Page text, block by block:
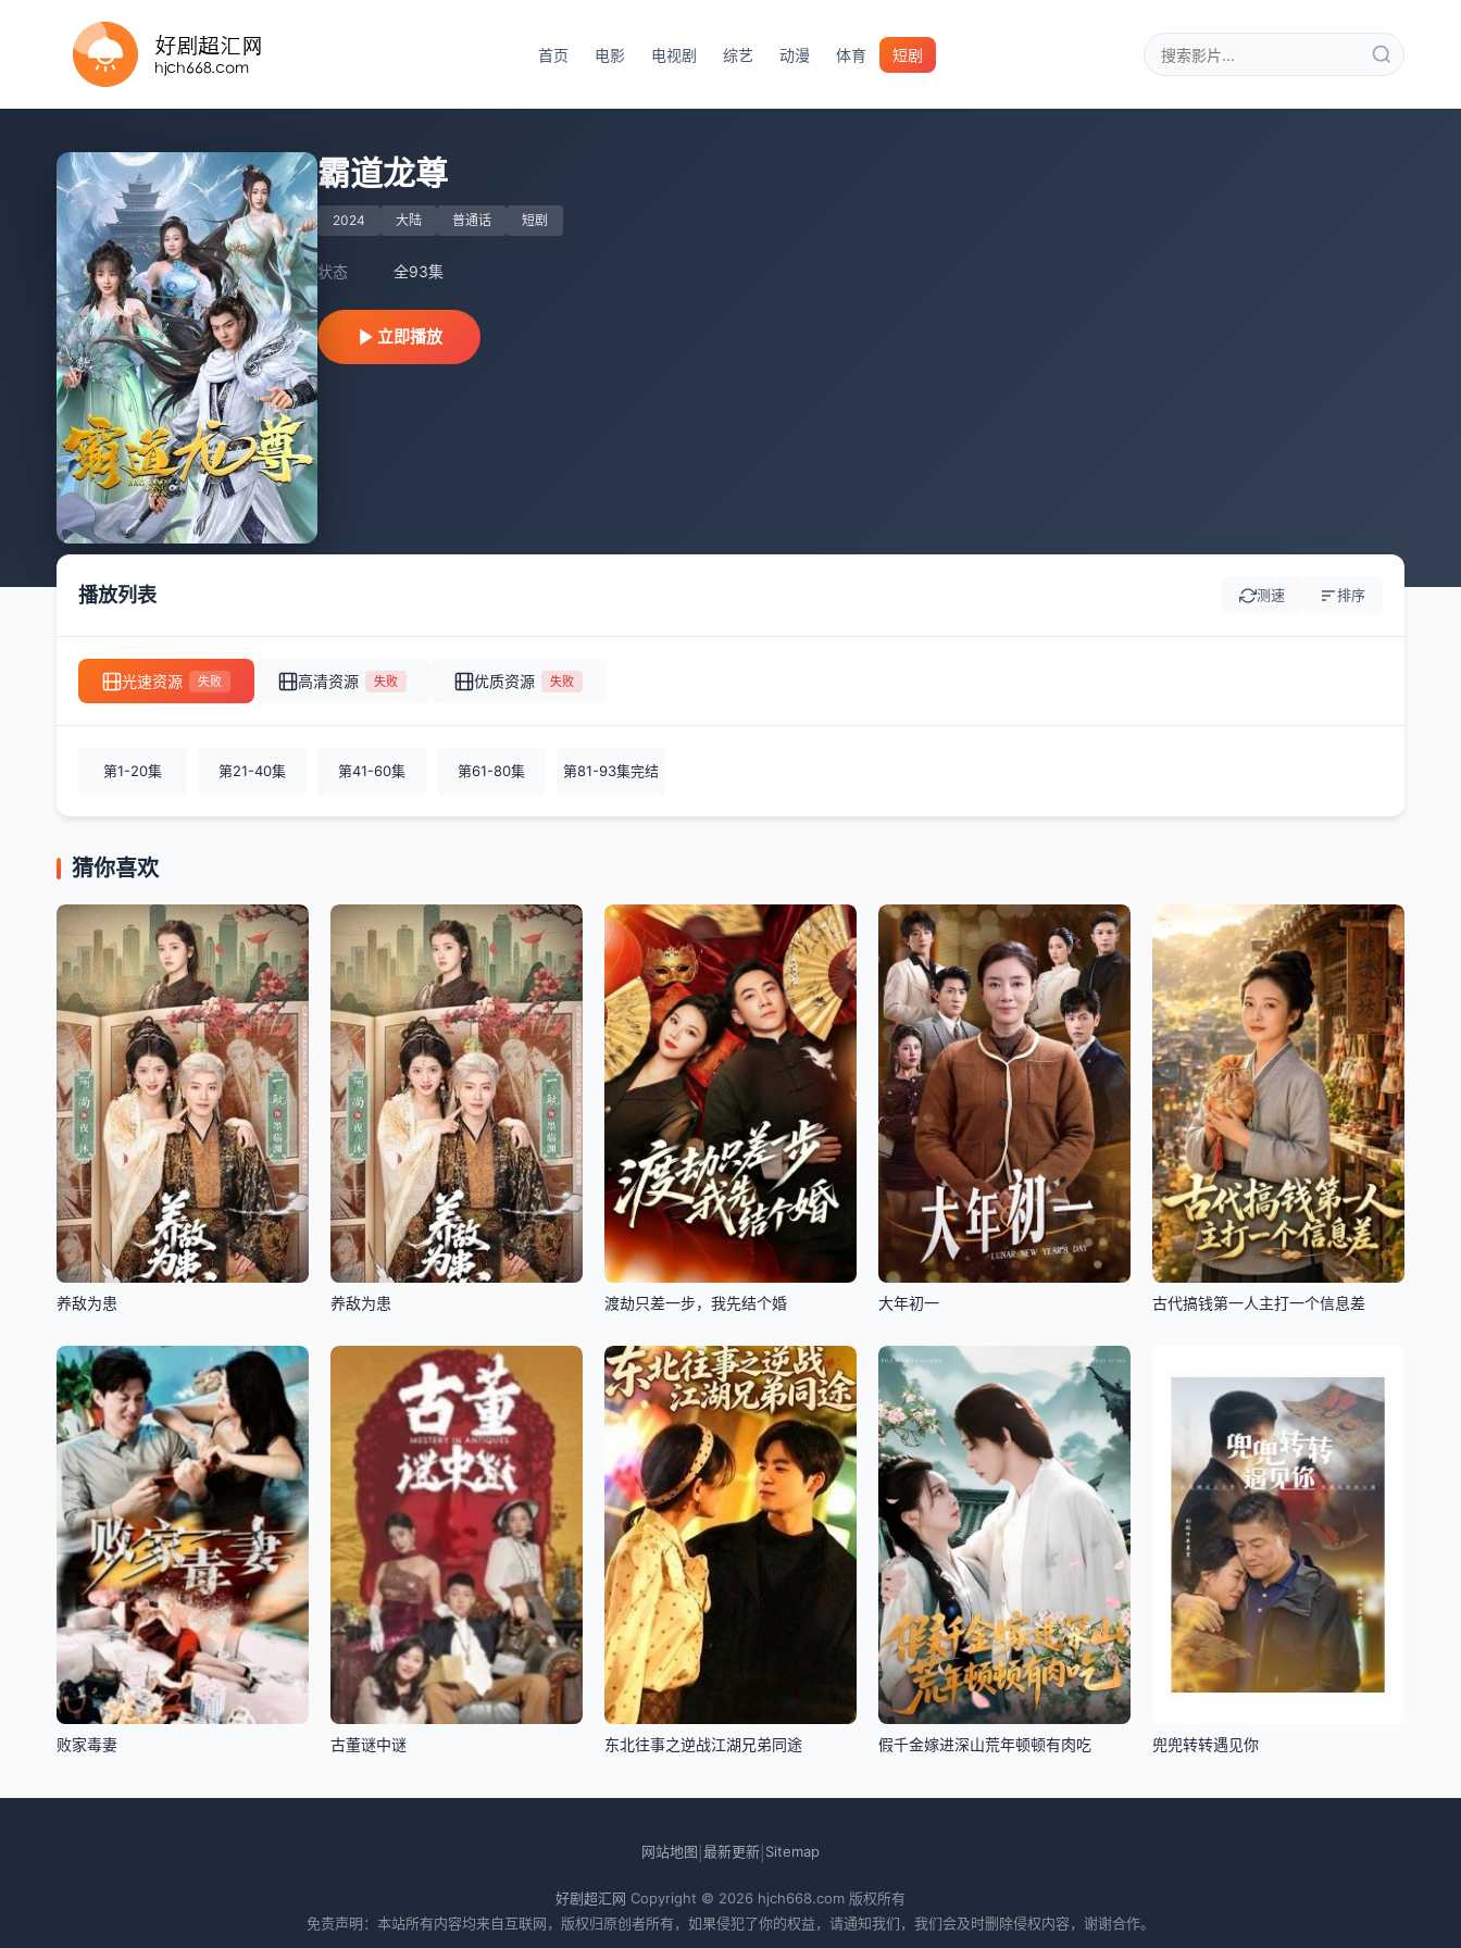
首页 电影 电视剧 综艺 动漫 体育 短剧
霸道龙尊
2024 大陆 普通话 短剧
状态 全93集
立即播放
播放列表 测速 排序
光速资源 失败 高清资源 失败 优质资源 失败
第1-20集 第21-40集 第41-60集 第61-80集 第81-93集完结
猜你喜欢
养敌为患 养敌为患 渡劫只差一步，我先结个婚 大年初一 古代搞钱第一人主打一个信息差
败家毒妻 古董谜中谜 东北往事之逆战江湖兄弟同途 假千金嫁进深山荒年顿顿有肉吃 兜兜转转遇见你
网站地图 最新更新 Sitemap
好剧超汇网 Copyright © 2026 hjch668.com 版权所有
免责声明：本站所有内容均来自互联网，版权归原创者所有，如果侵犯了你的权益，请通知我们，我们会及时删除侵权内容，谢谢合作。